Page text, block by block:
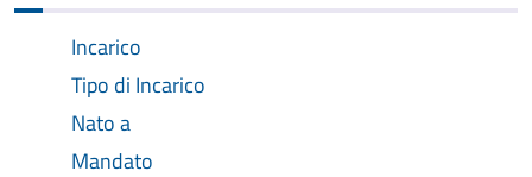
Incarico
Tipo di Incarico
Nato a
Mandato